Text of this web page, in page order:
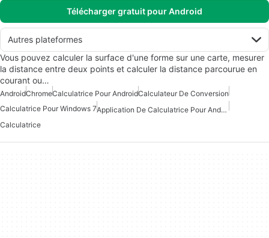
Télécharger gratuit pour Android
Autres plateformes
Vous pouvez calculer la surface d'une forme sur une carte, mesurer
la distance entre deux points et calculer la distance parcourue en
courant ou…
AndroidChromeCalculatrice Pour AndroidCalculateur De Conversion
Calculatrice Pour Windows 7
Application De Calculatrice Pour Android
Calculatrice